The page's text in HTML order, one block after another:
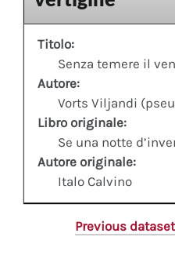
Titolo:
Senza temere il
Autore:
Vorts Viljandi
Libro originale:
Se una notte
Autore originale:
Italo Calvino
Previous dataset